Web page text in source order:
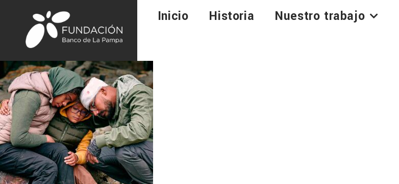
Inicio Historia Nuestro trabajo